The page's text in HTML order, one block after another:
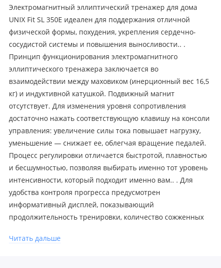
Электромагнитный эллиптический тренажер для дома
UNIX Fit SL 350E идеален для поддержания отличной
физической формы, похудения, укрепления сердечно-
сосудистой системы и повышения выносливости.. .
Принцип функционирования электромагнитного
эллиптического тренажера заключается во
взаимодействии между маховиком (инерционный вес 16,5
кг) и индуктивной катушкой. Подвижный магнит
отсутствует. Для изменения уровня сопротивления
достаточно нажать соответствующую клавишу на консоли
управления: увеличение силы тока повышает нагрузку,
уменьшение — снижает ее, облегчая вращение педалей.
Процесс регулировки отличается быстротой, плавностью
и бесшумностью, позволяя выбирать именно тот уровень
интенсивности, который подходит именно вам.. . Для
удобства контроля прогресса предусмотрен
информативный дисплей, показывающий
продолжительность тренировки, количество сожженных
Кардио тренажер имеет подставку для смартфона или
Читать дальше